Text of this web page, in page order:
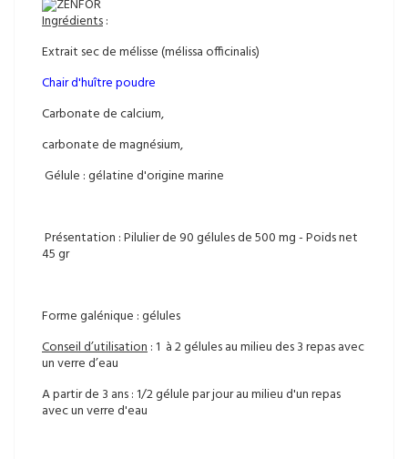
Ingrédients:
Extrait sec de mélisse (mélissa officinalis)
Chair d'huître poudre
Carbonate de calcium,
carbonate de magnésium,
Gélule : gélatine d'origine marine
Présentation : Pilulier de 90 gélules de 500 mg - Poids net
45 gr
Forme galénique : gélules
Conseil d’utilisation: 1 à 2 gélules au milieu des 3 repas avec
un verre d’eau
A partir de 3 ans : 1/2 gélule par jour au milieu d'un repas
avec un verre d'eau